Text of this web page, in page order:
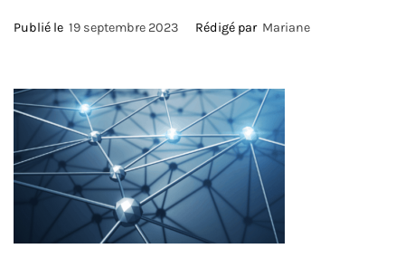
Publié le 19 septembre 2023 Rédigé par Mariane